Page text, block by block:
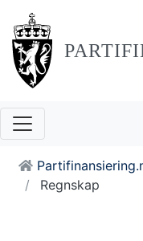
Regnskap